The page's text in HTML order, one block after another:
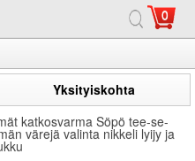
0
Yksityiskohta
katkosvarma Söpö tee-se-
värejä valinta nikkeli lyijy ja